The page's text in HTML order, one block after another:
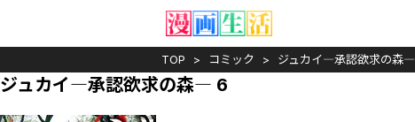
TOP コミック ジュカイ―承認欲求の森―
ジュカイ―承認欲求の森― 6